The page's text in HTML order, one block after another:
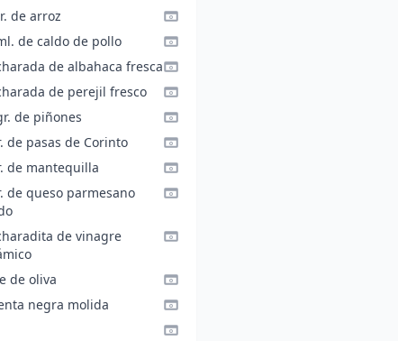
de arroz
de caldo de pollo
de albahaca fresca
de perejil fresco
de piñones
de pasas de Corinto
de mantequilla
de queso parmesano
de vinagre
de oliva
negra molida